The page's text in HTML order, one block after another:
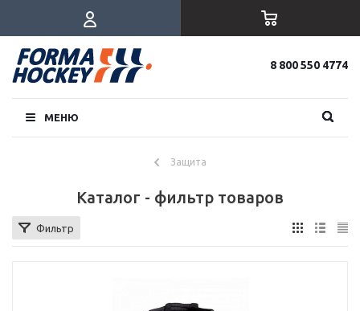
8 800 550 4774
МЕНЮ
Защита
Каталог - фильтр товаров
Фильтр